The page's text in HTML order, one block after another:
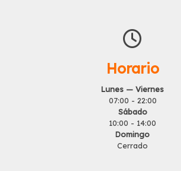
Horario
Lunes — Viernes
07:00 - 22:00
Sábado
10:00 - 14:00
Domingo
Cerrado